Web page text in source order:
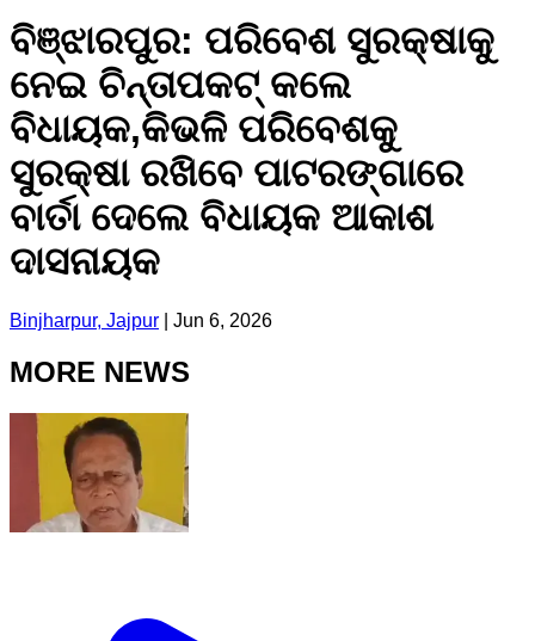
ବିଞ୍ଝାରପୁର: ପରିବେଶ ସୁରକ୍ଷାକୁ
ନେଇ ଚିନ୍ତାପକଟ୍ କଲେ
ବିଧାୟକ,କିଭଳି ପରିବେଶକୁ
ସୁରକ୍ଷା ରଖିବେ ପାଟରଙ୍ଗାରେ
ବାର୍ତା ଦେଲେ ବିଧାୟକ ଆକାଶ
ଦାସନାୟକ
Binjharpur, Jajpur Jun 6, 2026
MORE NEWS